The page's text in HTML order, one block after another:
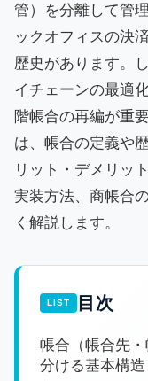
管）を分離して管
ックオフィスの決
歴史があります。
イチェーンの最適
階帳合の再編が重
は、帳合の定義や
リット・デメリッ
実装方法、商帳合
く解説します。
目次
帳合（帳合先
分ける基本構